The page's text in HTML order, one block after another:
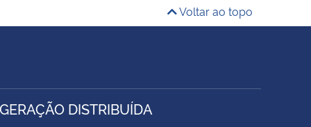
Voltar ao topo
DISTRIBUÍDA